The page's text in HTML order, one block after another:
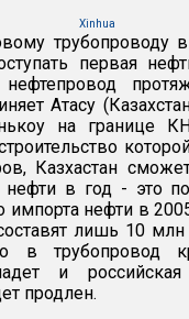
Xinhua
трубопроводу
первая
Атасу
на границе
Казхастан
в год - это
импорта нефти в
лишь 10
в трубопровод
и
продлен.